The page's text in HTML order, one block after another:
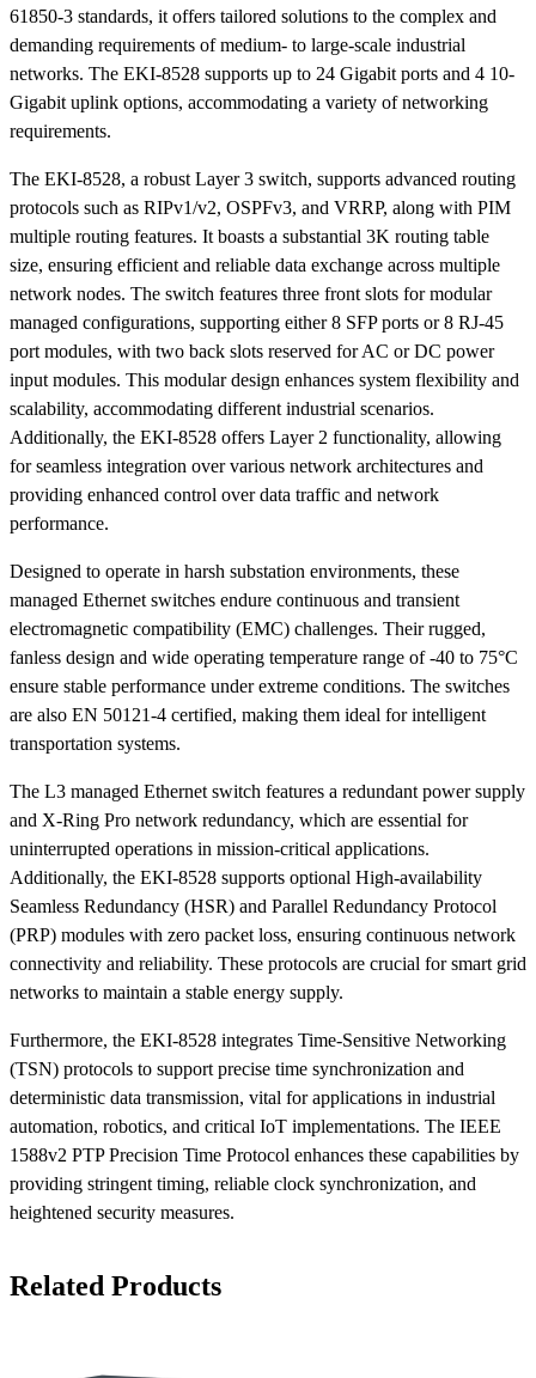
61850-3 standards, it offers tailored solutions to the complex and
demanding requirements of medium- to large-scale industrial
networks. The EKI-8528 supports up to 24 Gigabit ports and 4 10-
Gigabit uplink options, accommodating a variety of networking
requirements.
The EKI-8528, a robust Layer 3 switch, supports advanced routing
protocols such as RIPv1/v2, OSPFv3, and VRRP, along with PIM
multiple routing features. It boasts a substantial 3K routing table
size, ensuring efficient and reliable data exchange across multiple
network nodes. The switch features three front slots for modular
managed configurations, supporting either 8 SFP ports or 8 RJ-45
port modules, with two back slots reserved for AC or DC power
input modules. This modular design enhances system flexibility and
scalability, accommodating different industrial scenarios.
Additionally, the EKI-8528 offers Layer 2 functionality, allowing
for seamless integration over various network architectures and
providing enhanced control over data traffic and network
performance.
Designed to operate in harsh substation environments, these
managed Ethernet switches endure continuous and transient
electromagnetic compatibility (EMC) challenges. Their rugged,
fanless design and wide operating temperature range of -40 to 75°C
ensure stable performance under extreme conditions. The switches
are also EN 50121-4 certified, making them ideal for intelligent
transportation systems.
The L3 managed Ethernet switch features a redundant power supply
and X-Ring Pro network redundancy, which are essential for
uninterrupted operations in mission-critical applications.
Additionally, the EKI-8528 supports optional High-availability
Seamless Redundancy (HSR) and Parallel Redundancy Protocol
(PRP) modules with zero packet loss, ensuring continuous network
connectivity and reliability. These protocols are crucial for smart grid
networks to maintain a stable energy supply.
Furthermore, the EKI-8528 integrates Time-Sensitive Networking
(TSN) protocols to support precise time synchronization and
deterministic data transmission, vital for applications in industrial
automation, robotics, and critical IoT implementations. The IEEE
1588v2 PTP Precision Time Protocol enhances these capabilities by
providing stringent timing, reliable clock synchronization, and
heightened security measures.
Related Products